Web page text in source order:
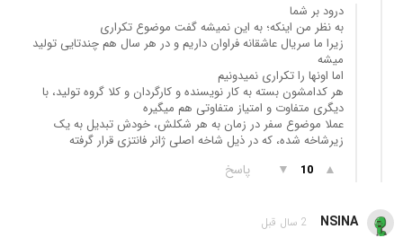
درود بر شما
به نظر من اینکه؛ به این نمیشه گفت موضوع تکراری
زیرا ما سریال عاشقانه فراوان داریم و در هر سال هم چندتایی تولید
میشه
اما اونها را تکراری نمیدونیم
هر کدامشون بسته به کار نویسنده و کارگردان و کلا گروه تولید، با
دیگری متفاوت و امتیاز متفاوتی هم میگیره
عملا موضوع سفر در زمان به هر شکلش، خودش تبدیل به یک
زیرشاخه شده، که در ذیل شاخه اصلی ژانر فانتزی قرار گرفته
▲
10
▼ پاسخ
NSINA 2 سال قبل